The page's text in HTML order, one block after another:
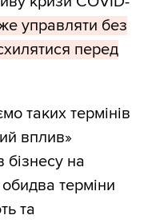
управляти без
перед
таких термінів
вплив»
на
терміни
та